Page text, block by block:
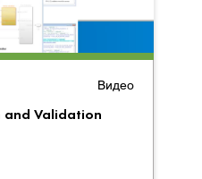
Видео
and Validation